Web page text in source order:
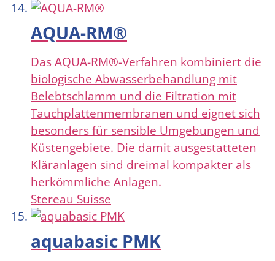
AQUA-RM®
Das AQUA-RM®-Verfahren kombiniert die
biologische Abwasserbehandlung mit
Belebtschlamm und die Filtration mit
Tauchplattenmembranen und eignet sich
besonders für sensible Umgebungen und
Küstengebiete. Die damit ausgestatteten
Kläranlagen sind dreimal kompakter als
herkömmliche Anlagen.
Stereau Suisse
aquabasic PMK